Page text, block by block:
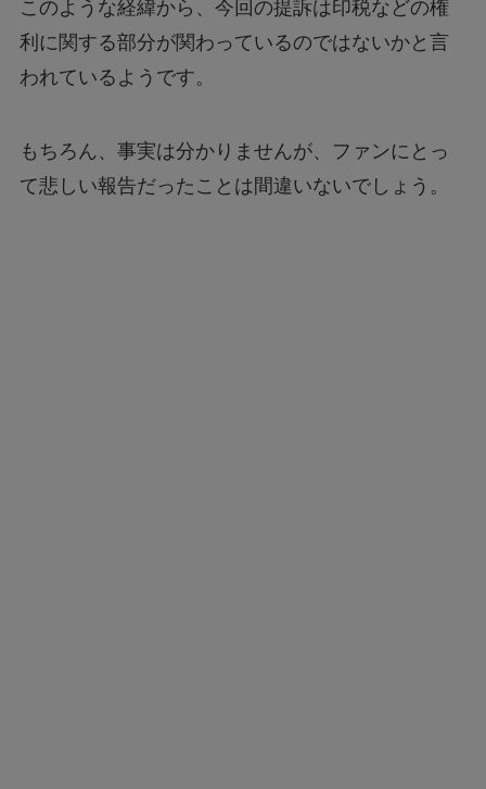
このような経緯から、今回の提訴は印税などの権
利に関する部分が関わっているのではないかと言
われているようです。
もちろん、事実は分かりませんが、ファンにとっ
て悲しい報告だったことは間違いないでしょう。